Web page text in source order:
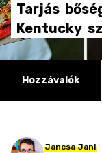
Tarjás
Kentucky
Hozzávalók
Jancsa Jani